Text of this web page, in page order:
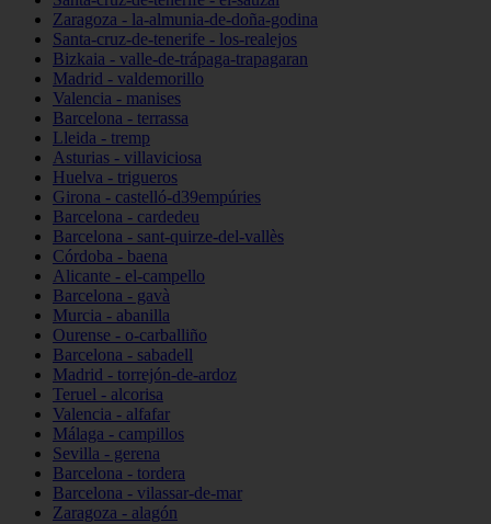
Zaragoza - la-almunia-de-doña-godina
Santa-cruz-de-tenerife - los-realejos
Bizkaia - valle-de-trápaga-trapagaran
Madrid - valdemorillo
Valencia - manises
Barcelona - terrassa
Lleida - tremp
Asturias - villaviciosa
Huelva - trigueros
Girona - castelló-d39empúries
Barcelona - cardedeu
Barcelona - sant-quirze-del-vallès
Córdoba - baena
Alicante - el-campello
Barcelona - gavà
Murcia - abanilla
Ourense - o-carballiño
Barcelona - sabadell
Madrid - torrejón-de-ardoz
Teruel - alcorisa
Valencia - alfafar
Málaga - campillos
Sevilla - gerena
Barcelona - tordera
Barcelona - vilassar-de-mar
Zaragoza - alagón